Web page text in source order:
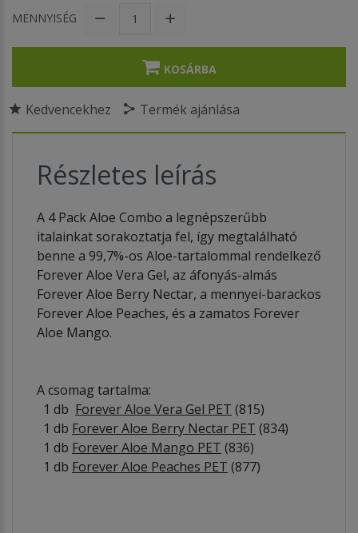
MENNYISÉG
KOSÁRBA
Kedvencekhez Termék ajánlása
Részletes leírás
A 4 Pack Aloe Combo a legnépszerűbb
italainkat sorakoztatja fel, így megtalálható
benne a 99,7%-os Aloe-tartalommal rendelkező
Forever Aloe Vera Gel, az áfonyás-almás
Forever Aloe Berry Nectar, a mennyei-barackos
Forever Aloe Peaches, és a zamatos Forever
Aloe Mango.
A csomag tartalma:
1 db Forever Aloe Vera Gel PET (815)
1 db Forever Aloe Berry Nectar PET (834)
1 db Forever Aloe Mango PET (836)
1 db Forever Aloe Peaches PET (877)